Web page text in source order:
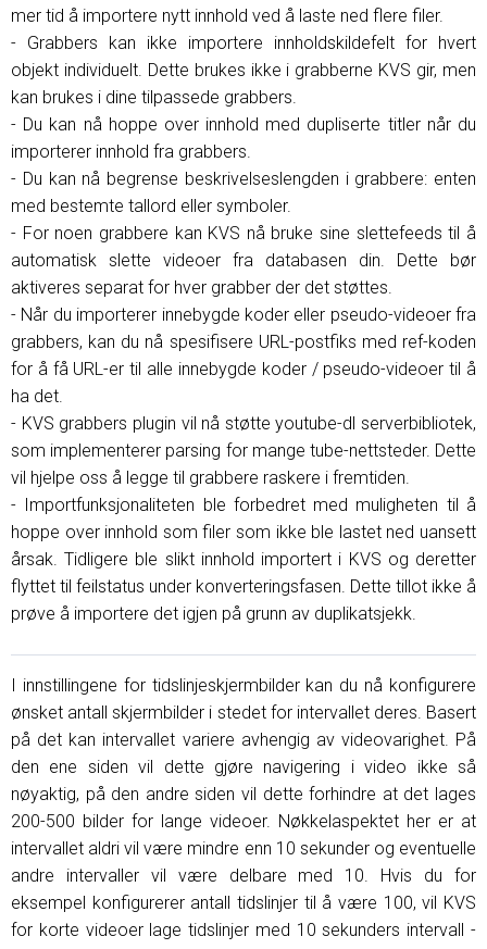
mer tid å importere nytt innhold ved å laste ned flere filer.
- Grabbers kan ikke importere innholdskildefelt for hvert
objekt individuelt. Dette brukes ikke i grabberne KVS gir, men
kan brukes i dine tilpassede grabbers.
- Du kan nå hoppe over innhold med dupliserte titler når du
importerer innhold fra grabbers.
- Du kan nå begrense beskrivelseslengden i grabbere: enten
med bestemte tallord eller symboler.
- For noen grabbere kan KVS nå bruke sine slettefeeds til å
automatisk slette videoer fra databasen din. Dette bør
aktiveres separat for hver grabber der det støttes.
- Når du importerer innebygde koder eller pseudo-videoer fra
grabbers, kan du nå spesifisere URL-postfiks med ref-koden
for å få URL-er til alle innebygde koder / pseudo-videoer til å
ha det.
- KVS grabbers plugin vil nå støtte youtube-dl serverbibliotek,
som implementerer parsing for mange tube-nettsteder. Dette
vil hjelpe oss å legge til grabbere raskere i fremtiden.
- Importfunksjonaliteten ble forbedret med muligheten til å
hoppe over innhold som filer som ikke ble lastet ned uansett
årsak. Tidligere ble slikt innhold importert i KVS og deretter
flyttet til feilstatus under konverteringsfasen. Dette tillot ikke å
prøve å importere det igjen på grunn av duplikatsjekk.
I innstillingene for tidslinjeskjermbilder kan du nå konfigurere
ønsket antall skjermbilder i stedet for intervallet deres. Basert
på det kan intervallet variere avhengig av videovarighet. På
den ene siden vil dette gjøre navigering i video ikke så
nøyaktig, på den andre siden vil dette forhindre at det lages
200-500 bilder for lange videoer. Nøkkelaspektet her er at
intervallet aldri vil være mindre enn 10 sekunder og eventuelle
andre intervaller vil være delbare med 10. Hvis du for
eksempel konfigurerer antall tidslinjer til å være 100, vil KVS
for korte videoer lage tidslinjer med 10 sekunders intervall -